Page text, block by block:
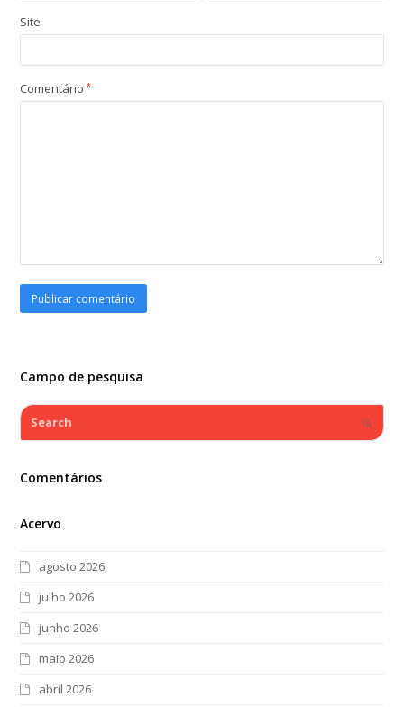
Site
Comentário*
Campo de pesquisa
Search
Comentários
Acervo
agosto 2026
julho 2026
junho 2026
maio 2026
abril 2026